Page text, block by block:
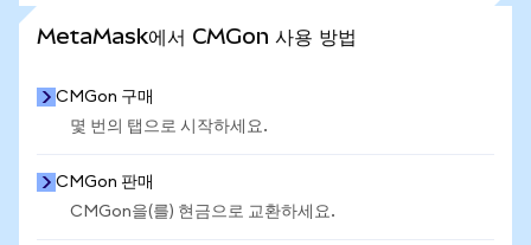
MetaMask에서 CMGon 사용 방법
CMGon 구매
몇 번의 탭으로 시작하세요.
CMGon 판매
CMGon을(를) 현금으로 교환하세요.